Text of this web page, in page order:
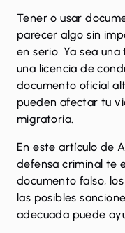
Tener o usar
parecer algo sin
en serio. Ya sea
una licencia de
documento oficial
pueden afectar tu
migratoria.
En este artículo de
defensa criminal te
documento falso,
las posibles
adecuada puede